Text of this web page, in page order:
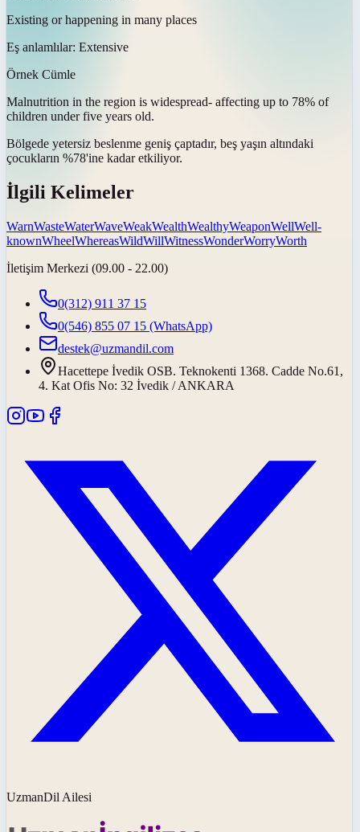
Existing or happening in many places
Eş anlamlılar: Extensive
Örnek Cümle
Malnutrition in the region is widespread- affecting up to 78% of
children under five years old.
Bölgede yetersiz beslenme geniş çaptadır, beş yaşın altındaki
çocukların %78'ine kadar etkiliyor.
İlgili Kelimeler
WarnWasteWaterWaveWeakWealthWealthyWeaponWellWell-
knownWheelWhereasWildWillWitnessWonderWorryWorth
İletişim Merkezi (09.00 - 22.00)
0(312) 911 37 15
0(546) 855 07 15 (WhatsApp)
destek@uzmandil.com
Hacettepe İvedik OSB. Teknokenti 1368. Cadde No.61,
4. Kat Ofis No: 32 İvedik / ANKARA
UzmanDil Ailesi